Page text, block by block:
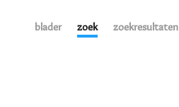
blader zoek zoekresultaten